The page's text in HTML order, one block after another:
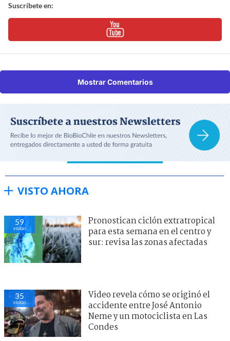
Suscríbete en:
Mostrar Comentarios
VISTO AHORA
59
visitas
Pronostican ciclón extratropical
para esta semana en el centro y
sur: revisa las zonas afectadas
35
visitas
Video revela cómo se originó el
accidente entre José Antonio
Neme y un motociclista en Las
Condes